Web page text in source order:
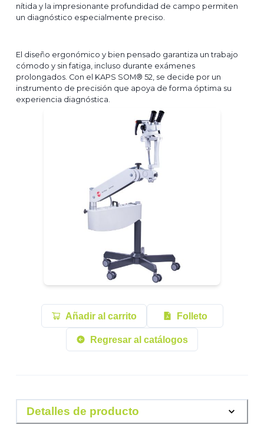
nítida y la impresionante profundidad de campo permiten
un diagnóstico especialmente preciso.
El diseño ergonómico y bien pensado garantiza un trabajo
cómodo y sin fatiga, incluso durante exámenes
prolongados. Con el KAPS SOM® 52, se decide por un
instrumento de precisión que apoya de forma óptima su
experiencia diagnóstica.
Añadir al carrito Folleto
Regresar al catálogos
Detalles de producto